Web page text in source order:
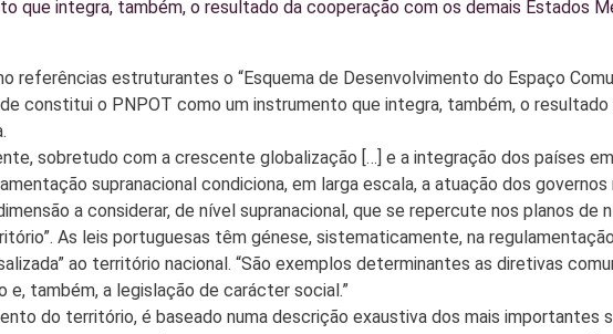
que integra, também, o resultado da cooperação com os demais Estados
estruturantes o “Esquema de Desenvolvimento do Espaço
constitui o PNPOT como um instrumento que integra, também, o
sobretudo com a crescente globalização […] e a integração dos países
supranacional condiciona, em larga escala, a atuação dos governos
a considerar, de nível supranacional, que se repercute nos planos de
As leis portuguesas têm génese, sistematicamente, na
ao território nacional. “São exemplos determinantes as diretivas
também, a legislação de carácter social.”
do território, é baseado numa descrição exaustiva dos mais importantes